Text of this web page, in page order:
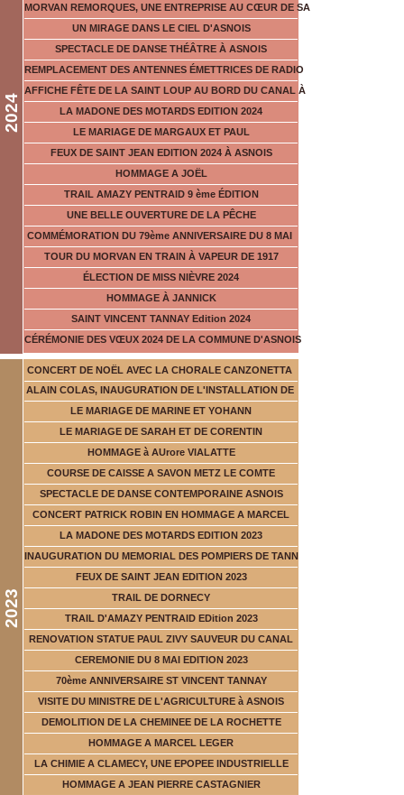
2024
2023
MORVAN REMORQUES, UNE ENTREPRISE AU CŒUR DE SA
UN MIRAGE DANS LE CIEL D'ASNOIS
SPECTACLE DE DANSE THÉÂTRE À ASNOIS
REMPLACEMENT DES ANTENNES ÉMETTRICES DE RADIO
AFFICHE FÊTE DE LA SAINT LOUP AU BORD DU CANAL À
LA MADONE DES MOTARDS EDITION 2024
LE MARIAGE DE MARGAUX ET PAUL
FEUX DE SAINT JEAN EDITION 2024 À ASNOIS
HOMMAGE A JOËL
TRAIL AMAZY PENTRAID 9 ème ÉDITION
UNE BELLE OUVERTURE DE LA PÊCHE
COMMÉMORATION DU 79ème ANNIVERSAIRE DU 8 MAI
TOUR DU MORVAN EN TRAIN À VAPEUR DE 1917
ÉLECTION DE MISS NIÈVRE 2024
HOMMAGE À JANNICK
SAINT VINCENT TANNAY Edition 2024
CÉRÉMONIE DES VŒUX 2024 DE LA COMMUNE D'ASNOIS
CONCERT DE NOËL AVEC LA CHORALE CANZONETTA
ALAIN COLAS, INAUGURATION DE L'INSTALLATION DE
LE MARIAGE DE MARINE ET YOHANN
LE MARIAGE DE SARAH ET DE CORENTIN
HOMMAGE à AUrore VIALATTE
COURSE DE CAISSE A SAVON METZ LE COMTE
SPECTACLE DE DANSE CONTEMPORAINE ASNOIS
CONCERT PATRICK ROBIN EN HOMMAGE A MARCEL
LA MADONE DES MOTARDS EDITION 2023
INAUGURATION DU MEMORIAL DES POMPIERS DE TANN
FEUX DE SAINT JEAN EDITION 2023
TRAIL DE DORNECY
TRAIL D'AMAZY PENTRAID EDition 2023
RENOVATION STATUE PAUL ZIVY SAUVEUR DU CANAL
CEREMONIE DU 8 MAI EDITION 2023
70ème ANNIVERSAIRE ST VINCENT TANNAY
VISITE DU MINISTRE DE L'AGRICULTURE à ASNOIS
DEMOLITION DE LA CHEMINEE DE LA ROCHETTE
HOMMAGE A MARCEL LEGER
LA CHIMIE A CLAMECY, UNE EPOPEE INDUSTRIELLE
HOMMAGE A JEAN PIERRE CASTAGNIER